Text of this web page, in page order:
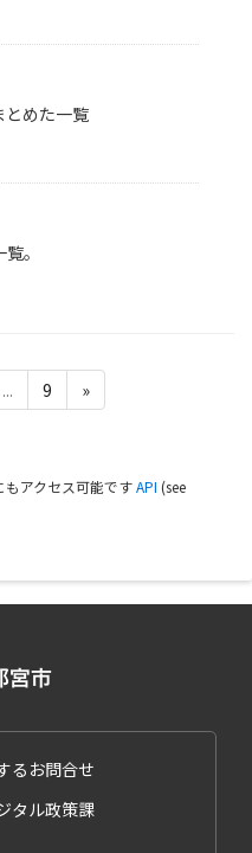
とめた一覧
。
... 9 »
もアクセス可能ですAPI (see
るお問合せ
タル政策課